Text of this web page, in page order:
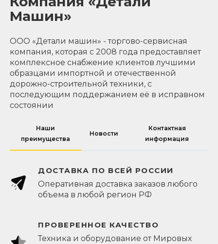
Машин»
ООО «Детали машин» - торгово-сервисная
компания, которая с 2008 года предоставляет
комплексное снабжение клиентов лучшими
образцами импортной и отечественной
дорожно-строительной техники, с
последующим поддержанием её в исправном
состоянии
Наши
преимущества
Новости
Контактная
информация
ДОСТАВКА ПО ВСЕЙ РОССИИ
Оперативная доставка заказов любого
объема в любой регион РФ
ПРОВЕРЕННОЕ КАЧЕСТВО
Техника и оборудование от Мировых